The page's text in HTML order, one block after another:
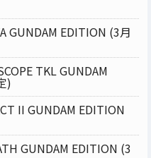
GUNDAM EDITION (3月
TKL GUNDAM
)
II GUNDAM EDITION
GUNDAM EDITION (3